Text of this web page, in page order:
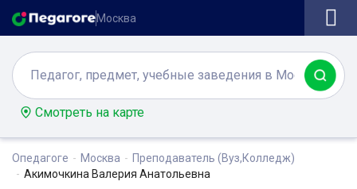
Москва
Смотреть на карте
Опедагоге Москва
Преподаватель (Вуз,Колледж)
Акимочкина Валерия Анатольевна